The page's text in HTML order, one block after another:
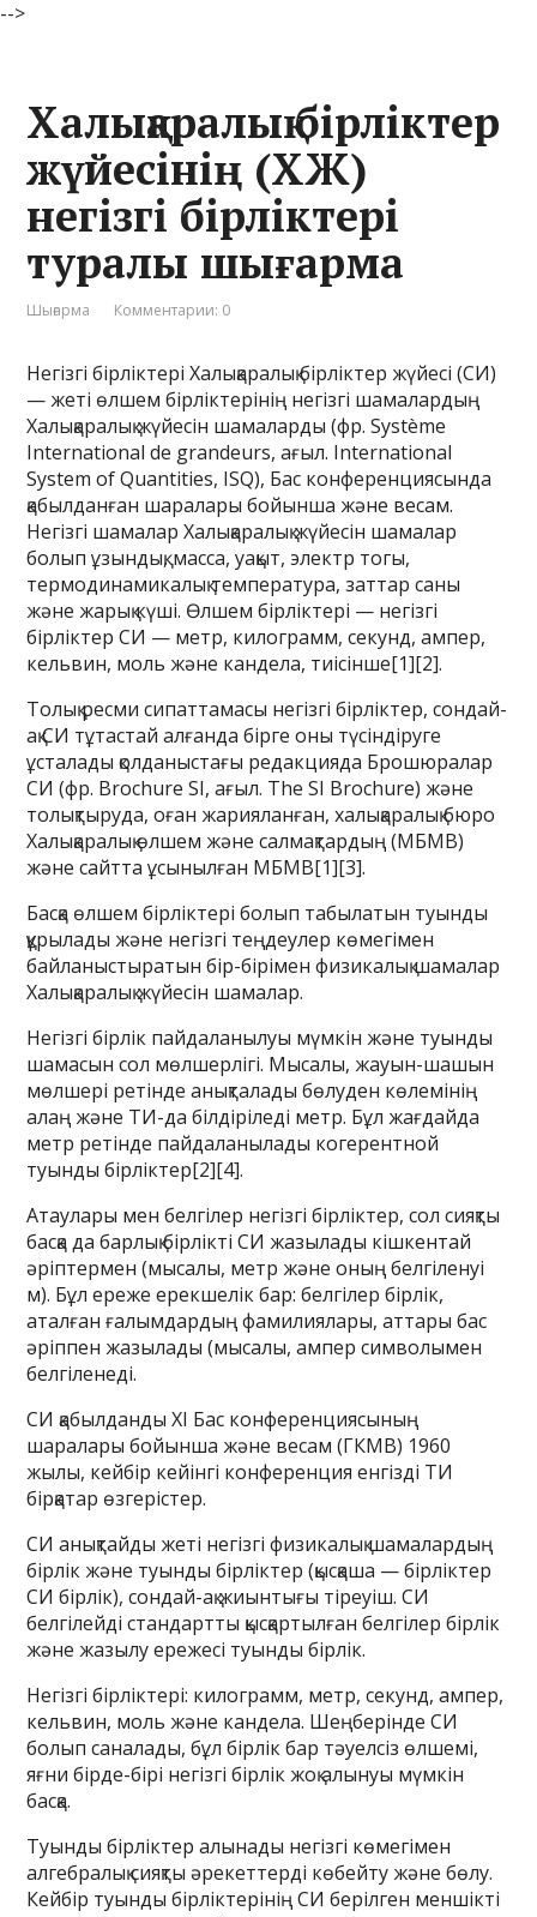
-->
Халықаралық бірліктер
жүйесінің (ХЖ)
негізгі бірліктері
туралы шығарма
Шығарма Комментарии: 0
Негізгі бірліктері Халықаралық бірліктер жүйесі (СИ)
— жеті өлшем бірліктерінің негізгі шамалардың
Халықаралық жүйесін шамаларды (фр. Système
International de grandeurs, ағыл. International
System of Quantities, ISQ), Бас конференциясында
қабылданған шаралары бойынша және весам.
Негізгі шамалар Халықаралық жүйесін шамалар
болып ұзындық, масса, уақыт, электр тогы,
термодинамикалық температура, заттар саны
және жарық күші. Өлшем бірліктері — негізгі
бірліктер СИ — метр, килограмм, секунд, ампер,
кельвин, моль және кандела, тиісінше[1][2].
Толық ресми сипаттамасы негізгі бірліктер, сондай-
ақ СИ тұтастай алғанда бірге оны түсіндіруге
ұсталады қолданыстағы редакцияда Брошюралар
СИ (фр. Brochure SI, ағыл. The SI Brochure) және
толықтыруда, оған жарияланған, халықаралық бюро
Халықаралық өлшем және салмақтардың (МБМВ)
және сайтта ұсынылған МБМВ[1][3].
Басқа өлшем бірліктері болып табылатын туынды
құрылады және негізгі теңдеулер көмегімен
байланыстыратын бір-бірімен физикалық шамалар
Халықаралық жүйесін шамалар.
Негізгі бірлік пайдаланылуы мүмкін және туынды
шамасын сол мөлшерлігі. Мысалы, жауын-шашын
мөлшері ретінде анықталады бөлуден көлемінің
алаң және ТИ-да білдіріледі метр. Бұл жағдайда
метр ретінде пайдаланылады когерентной
туынды бірліктер[2][4].
Атаулары мен белгілер негізгі бірліктер, сол сияқты
басқа да барлық бірлікті СИ жазылады кішкентай
әріптермен (мысалы, метр және оның белгіленуі
м). Бұл ереже ерекшелік бар: белгілер бірлік,
аталған ғалымдардың фамилиялары, аттары бас
әріппен жазылады (мысалы, ампер символымен
белгіленеді.
СИ қабылданды XI Бас конференциясының
шаралары бойынша және весам (ГКМВ) 1960
жылы, кейбір кейінгі конференция енгізді ТИ
бірқатар өзгерістер.
СИ анықтайды жеті негізгі физикалық шамалардың
бірлік және туынды бірліктер (қысқаша — бірліктер
СИ бірлік), сондай-ақ жиынтығы тіреуіш. СИ
белгілейді стандартты қысқартылған белгілер бірлік
және жазылу ережесі туынды бірлік.
Негізгі бірліктері: килограмм, метр, секунд, ампер,
кельвин, моль және кандела. Шеңберінде СИ
болып саналады, бұл бірлік бар тәуелсіз өлшемі,
яғни бірде-бірі негізгі бірлік жоқ алынуы мүмкін
басқа.
Туынды бірліктер алынады негізгі көмегімен
алгебралық сияқты әрекеттерді көбейту және бөлу.
Кейбір туынды бірліктерінің СИ берілген меншікті